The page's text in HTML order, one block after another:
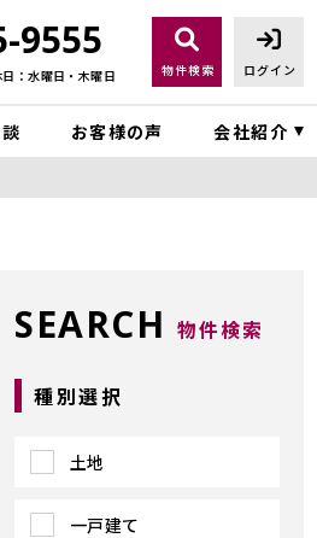
9555
日：水曜日・木曜日 物件検索 ログイン
お客様の声 会社紹介
SEARCH 物件検索
種別選択
土地
一戸建て